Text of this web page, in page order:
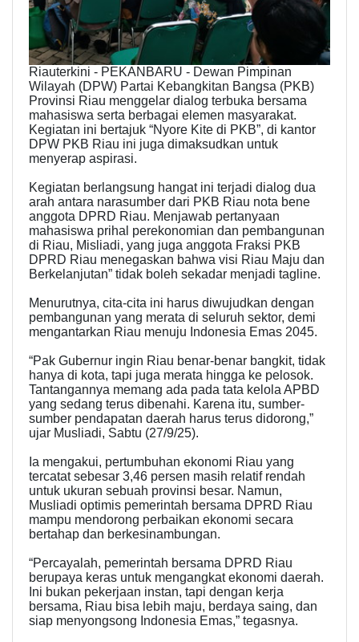
Riauterkini - PEKANBARU - Dewan Pimpinan
Wilayah (DPW) Partai Kebangkitan Bangsa (PKB)
Provinsi Riau menggelar dialog terbuka bersama
mahasiswa serta berbagai elemen masyarakat.
Kegiatan ini bertajuk “Nyore Kite di PKB”, di kantor
DPW PKB Riau ini juga dimaksudkan untuk
menyerap aspirasi.
Kegiatan berlangsung hangat ini terjadi dialog dua
arah antara narasumber dari PKB Riau nota bene
anggota DPRD Riau. Menjawab pertanyaan
mahasiswa prihal perekonomian dan pembangunan
di Riau, Misliadi, yang juga anggota Fraksi PKB
DPRD Riau menegaskan bahwa visi Riau Maju dan
Berkelanjutan” tidak boleh sekadar menjadi tagline.
Menurutnya, cita-cita ini harus diwujudkan dengan
pembangunan yang merata di seluruh sektor, demi
mengantarkan Riau menuju Indonesia Emas 2045.
“Pak Gubernur ingin Riau benar-benar bangkit, tidak
hanya di kota, tapi juga merata hingga ke pelosok.
Tantangannya memang ada pada tata kelola APBD
yang sedang terus dibenahi. Karena itu, sumber-
sumber pendapatan daerah harus terus didorong,”
ujar Musliadi, Sabtu (27/9/25).
Ia mengakui, pertumbuhan ekonomi Riau yang
tercatat sebesar 3,46 persen masih relatif rendah
untuk ukuran sebuah provinsi besar. Namun,
Musliadi optimis pemerintah bersama DPRD Riau
mampu mendorong perbaikan ekonomi secara
bertahap dan berkesinambungan.
“Percayalah, pemerintah bersama DPRD Riau
berupaya keras untuk mengangkat ekonomi daerah.
Ini bukan pekerjaan instan, tapi dengan kerja
bersama, Riau bisa lebih maju, berdaya saing, dan
siap menyongsong Indonesia Emas,” tegasnya.